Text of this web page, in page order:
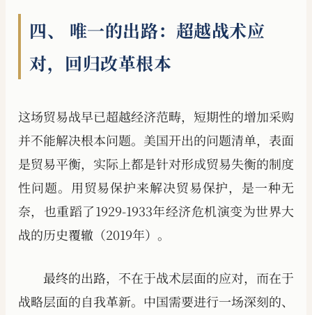
四、 唯一的出路：超越战术应
对，回归改革根本
这场贸易战早已超越经济范畴，短期性的增加采购
并不能解决根本问题。美国开出的问题清单，表面
是贸易平衡，实际上都是针对形成贸易失衡的制度
性问题。用贸易保护来解决贸易保护，是一种无
奈，也重蹈了1929-1933年经济危机演变为世界大
战的历史覆辙（2019年）。
最终的出路，不在于战术层面的应对，而在于
战略层面的自我革新。中国需要进行一场深刻的、